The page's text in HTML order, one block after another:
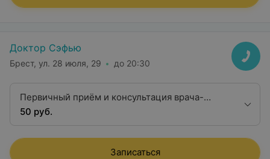
Доктор Сэфью
Брест, ул. 28 июля, 29 до 20:30
Первичный приём и консультация врача-
терапевта высшей квалификационной
50 руб.
Записаться